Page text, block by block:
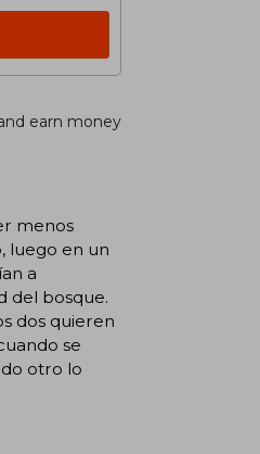
earn money
menos
luego en un
a
del bosque.
dos quieren
se
otro lo